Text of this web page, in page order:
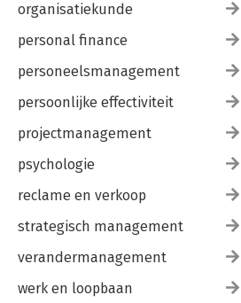
organisatiekunde
personal finance
personeelsmanagement
persoonlijke effectiviteit
projectmanagement
psychologie
reclame en verkoop
strategisch management
verandermanagement
werk en loopbaan